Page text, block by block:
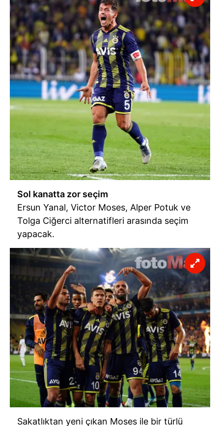
Sol kanatta zor seçim
Ersun Yanal, Victor Moses, Alper Potuk ve
Tolga Ciğerci alternatifleri arasında seçim
yapacak.
Sakatlıktan yeni çıkan Moses ile bir türlü